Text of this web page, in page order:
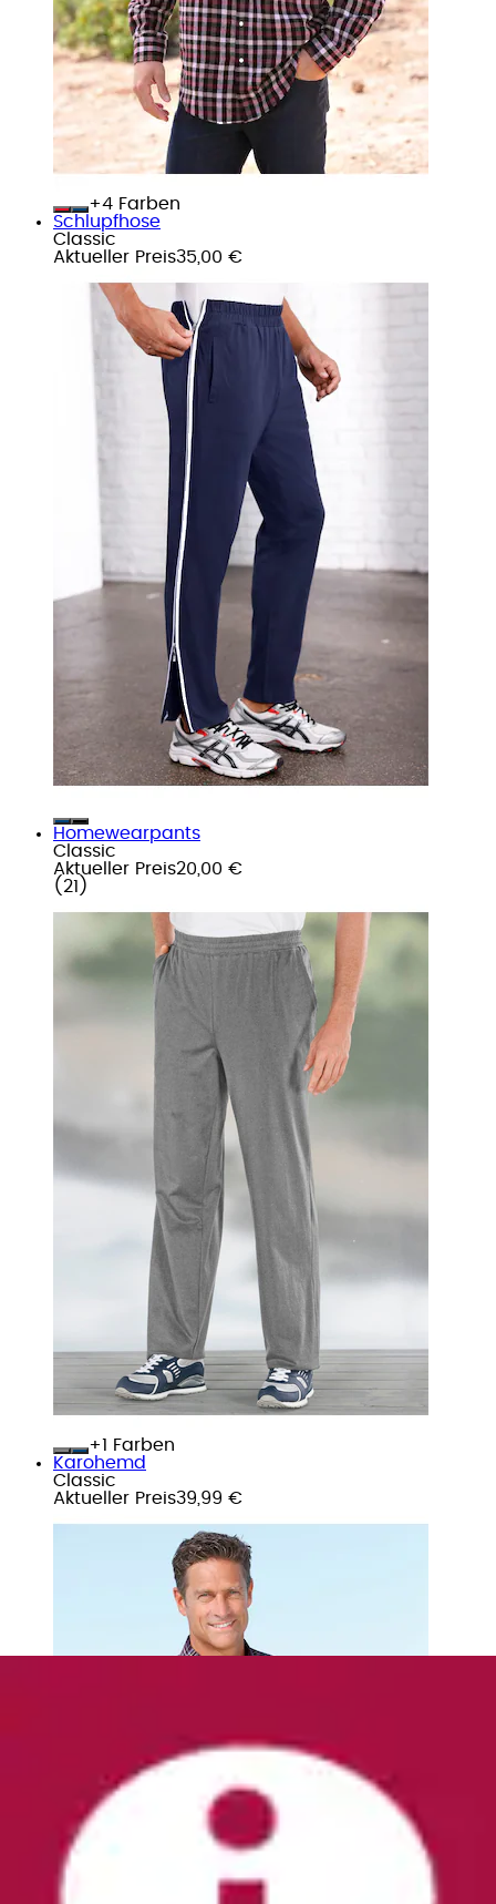
+
Farben
Schlupfhose
Classic
Aktueller Preis35,00 €
Homewearpants
Classic
Aktueller Preis20,00 €
( 21 )
+
Farben
Karohemd
Classic
Aktueller Preis39,99 €